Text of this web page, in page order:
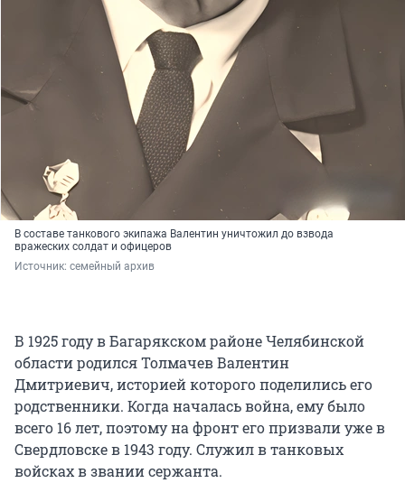
В составе танкового экипажа Валентин уничтожил до взвода
вражеских солдат и офицеров
Источник: семейный архив
В 1925 году в Багарякском районе Челябинской
области родился Толмачев Валентин
Дмитриевич, историей которого поделились его
родственники. Когда началась война, ему было
всего 16 лет, поэтому на фронт его призвали уже в
Свердловске в 1943 году. Служил в танковых
войсках в звании сержанта.